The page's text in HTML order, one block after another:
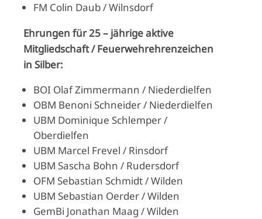
FM Colin Daub / Wilnsdorf
Ehrungen für 25 – jährige aktive
Mitgliedschaft / Feuerwehrehrenzeichen
in Silber:
BOI Olaf Zimmermann / Niederdielfen
OBM Benoni Schneider / Niederdielfen
UBM Dominique Schlemper /
Oberdielfen
UBM Marcel Frevel / Rinsdorf
UBM Sascha Bohn / Rudersdorf
OFM Sebastian Schmidt / Wilden
UBM Sebastian Oerder / Wilden
GemBi Jonathan Maag / Wilden